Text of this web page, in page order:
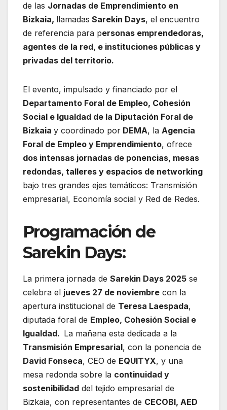
de las Jornadas de Emprendimiento en
Bizkaia, llamadas Sarekin Days, el encuentro
de referencia para personas emprendedoras,
agentes de la red, e instituciones públicas y
privadas del territorio.
El evento, impulsado y financiado por el
Departamento Foral de Empleo, Cohesión
Social e Igualdad de la Diputación Foral de
Bizkaia y coordinado por DEMA, la Agencia
Foral de Empleo y Emprendimiento, ofrece
dos intensas jornadas de ponencias, mesas
redondas, talleres y espacios de networking
bajo tres grandes ejes temáticos: Transmisión
empresarial, Economía social y Red de Redes.
Programación de
Sarekin Days:
La primera jornada de Sarekin Days 2025 se
celebra el jueves 27 de noviembre con la
apertura institucional de Teresa Laespada,
diputada foral de Empleo, Cohesión Social e
Igualdad. La mañana esta dedicada a la
Transmisión Empresarial, con la ponencia de
David Fonseca, CEO de EQUITYX, y una
mesa redonda sobre la continuidad y
sostenibilidad del tejido empresarial de
Bizkaia, con representantes de CECOBI, AED